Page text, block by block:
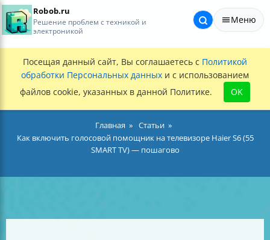
Robob.ru
Решение проблем с техникой и
электроникой
Меню
Посещая данный сайт, Вы соглашаетесь с Политикой
обработки Персональных данных и с использованием
файлов cookie, указанных в данной Политике.
OK
Главная
Статьи
Как включить голосовой помощник на телевизоре Haier S6 (55
SMART TV) — пошагово